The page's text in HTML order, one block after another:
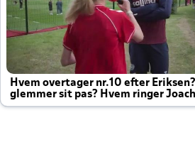
Hvem overtager nr.10 efter
glemmer sit pas? Hvem ringer
altid til efter kampe?